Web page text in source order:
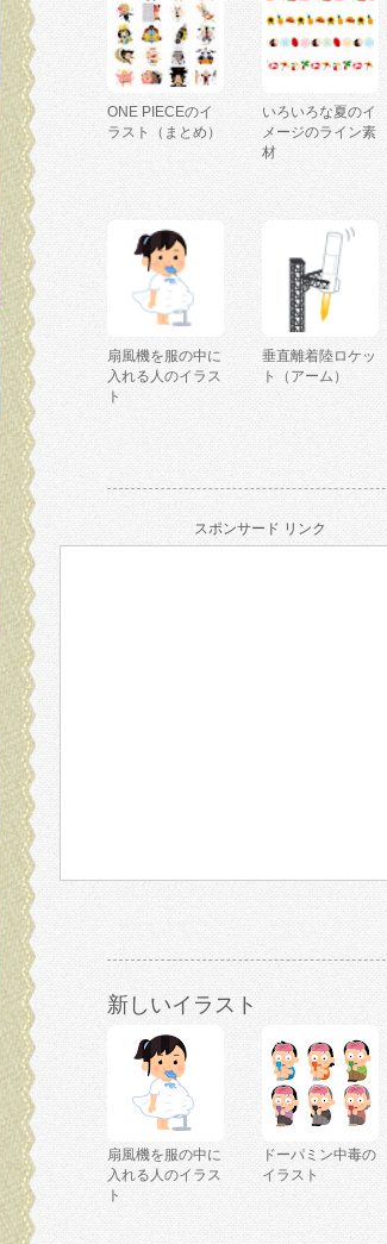
ONE PIECEのイ
ラスト（まとめ）
いろいろな夏のイ
メージのライン素
材
扇風機を服の中に
入れる人のイラス
ト
垂直離着陸ロケッ
ト（アーム）
スポンサード リンク
新しいイラスト
扇風機を服の中に
入れる人のイラス
ト
ドーパミン中毒の
イラスト